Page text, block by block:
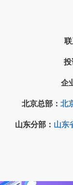
投
企
北京总部： 北
山东分部： 山东